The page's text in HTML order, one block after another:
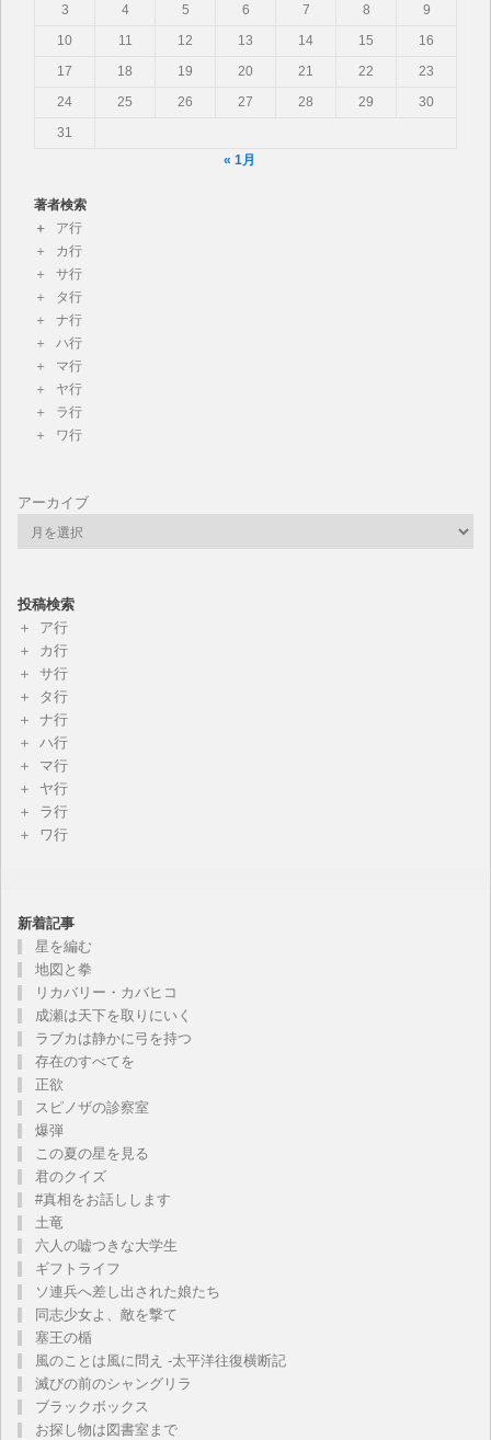
3 4 5 6 7 8
9
10
11 12 13 14 15
16
17
18 19 20 21 22
23
24
25 26 27 28 29
30
31
« 1月
著者検索
ア行
カ行
サ行
タ行
ナ行
ハ行
マ行
ヤ行
ラ行
ワ行
アーカイブ
投稿検索
ア行
カ行
サ行
タ行
ナ行
ハ行
マ行
ヤ行
ラ行
ワ行
新着記事
星を編む
地図と拳
リカバリー・カバヒコ
成瀬は天下を取りにいく
ラブカは静かに弓を持つ
存在のすべてを
正欲
スピノザの診察室
爆弾
この夏の星を見る
君のクイズ
#真相をお話しします
土竜
六人の嘘つきな大学生
ギフトライフ
ソ連兵へ差し出された娘たち
同志少女よ、敵を撃て
塞王の楯
風のことは風に問え -太平洋往復横断記
滅びの前のシャングリラ
ブラックボックス
お探し物は図書室まで